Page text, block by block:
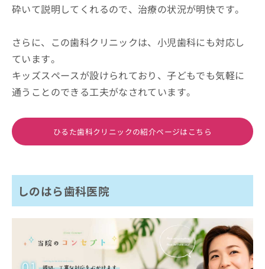
砕いて説明してくれるので、治療の状況が明快です。
さらに、この歯科クリニックは、小児歯科にも対応し
ています。
キッズスペースが設けられており、子どもでも気軽に
通うことのできる工夫がなされています。
ひるた歯科クリニックの紹介ページはこちら
しのはら歯科医院